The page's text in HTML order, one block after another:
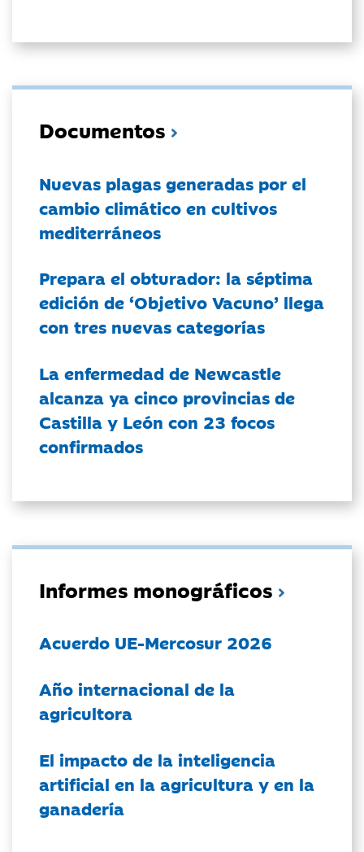
Documentos
Nuevas plagas generadas por el
cambio climático en cultivos
mediterráneos
Prepara el obturador: la séptima
edición de ‘Objetivo Vacuno’ llega
con tres nuevas categorías
La enfermedad de Newcastle
alcanza ya cinco provincias de
Castilla y León con 23 focos
confirmados
Informes monográficos
Acuerdo UE-Mercosur 2026
Año internacional de la
agricultora
El impacto de la inteligencia
artificial en la agricultura y en la
ganadería